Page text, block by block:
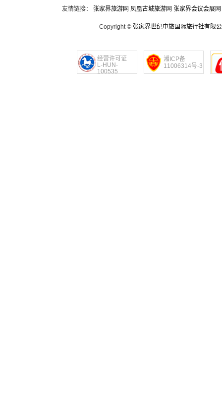
友情链接： 张家界旅游网 凤凰古城旅游网 张家界会议会展网
Copyright © 张家界世纪中旅国际旅行社有限
经营许可证
L-HUN-
100535
湘ICP备
11006314号-3